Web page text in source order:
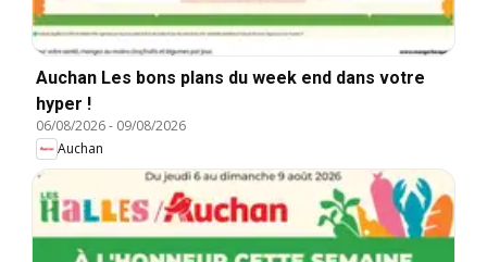
Auchan Les bons plans du week end dans votre
hyper !
06/08/2026- 09/08/2026
Auchan